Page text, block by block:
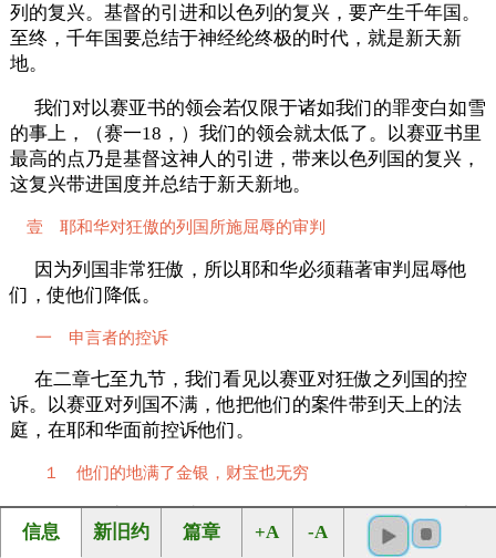
列的复兴。基督的引进和以色列的复兴，要产生千年国。
至终，千年国要总结于神经纶终极的时代，就是新天新
地。
我们对以赛亚书的领会若仅限于诸如我们的罪变白如雪
的事上，（赛一18，）我们的领会就太低了。以赛亚书里
最高的点乃是基督这神人的引进，带来以色列国的复兴，
这复兴带进国度并总结于新天新地。
壹 耶和华对狂傲的列国所施屈辱的审判
因为列国非常狂傲，所以耶和华必须藉著审判屈辱他
们，使他们降低。
一 申言者的控诉
在二章七至九节，我们看见以赛亚对狂傲之列国的控
诉。以赛亚对列国不满，他把他们的案件带到天上的法
庭，在耶和华面前控诉他们。
１ 他们的地满了金银，财宝也无穷
列国极其富有。（赛二7。）他们的地满了金银，财宝
也无穷；他们的地满了马匹，车辆也无数。
信息 新旧约 篇章 +A -A